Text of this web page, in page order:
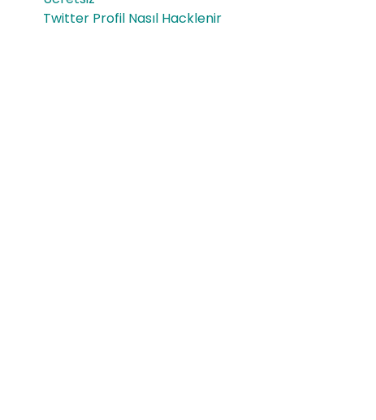
Twitter Profil Nasıl Hacklenir